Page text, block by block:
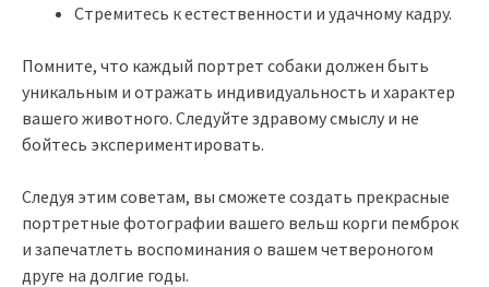
Стремитесь к естественности и удачному кадру.
Помните, что каждый портрет собаки должен быть
уникальным и отражать индивидуальность и характер
вашего животного. Следуйте здравому смыслу и не
бойтесь экспериментировать.
Следуя этим советам, вы сможете создать прекрасные
портретные фотографии вашего вельш корги пемброк
и запечатлеть воспоминания о вашем четвероногом
друге на долгие годы.